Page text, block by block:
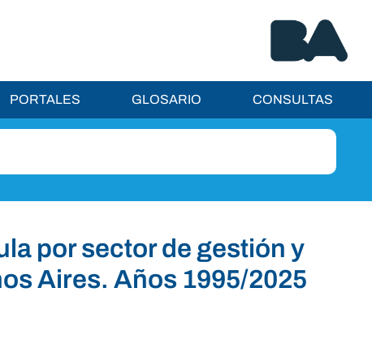
PORTALES GLOSARIO CONSULTAS
por sector de gestión y
Aires. Años 1995/2025